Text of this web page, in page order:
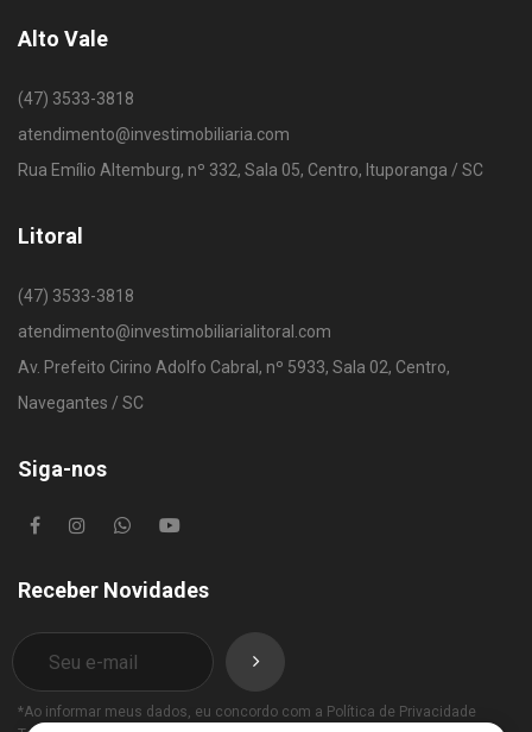
Alto Vale
(47) 3533-3818
atendimento@investimobiliaria.com
Rua Emílio Altemburg, nº 332, Sala 05, Centro, Ituporanga / SC
Litoral
(47) 3533-3818
atendimento@investimobiliarialitoral.com
Av. Prefeito Cirino Adolfo Cabral, nº 5933, Sala 02, Centro,
Navegantes / SC
Siga-nos
Receber Novidades
*Ao informar meus dados, eu concordo com a Política de Privacidade